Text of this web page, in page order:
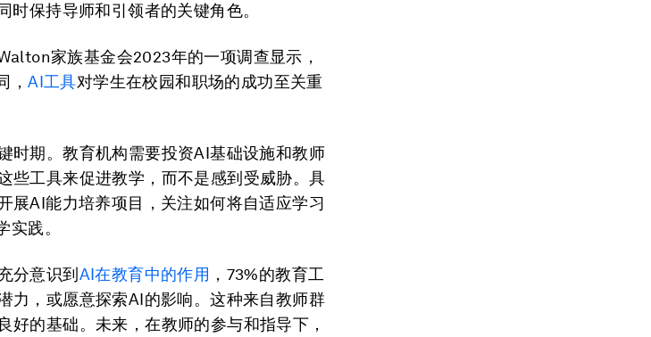
时保持导师和引领者的关键角色。
家族基金会2023年的一项调查显示，
，AI工具对学生在校园和职场的成功至关重
时期。教育机构需要投资AI基础设施和教师
些工具来促进教学，而不是感到受威胁。具
展AI能力培养项目，关注如何将自适应学习
践。
分意识到 AI在教育中的作用 ，73%的教育工
力，或愿意探索AI的影响。这种来自教师群
好的基础。未来，在教师的参与和指导下，